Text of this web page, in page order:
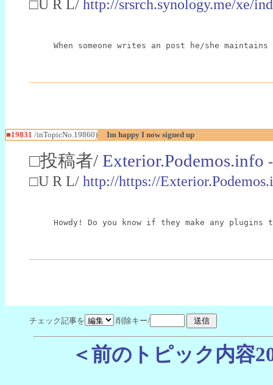
□U R L/ http://srsrch.synology.me/xe/
When someone writes an post he/she
■19831 /inTopicNo.19860) Im happy I now signed up
□投稿者/ Exterior.Podemos.info
□U R L/ http://https://
Howdy! Do you know if they make any
チェック記事を 削除キー/
＜前のトピック内容